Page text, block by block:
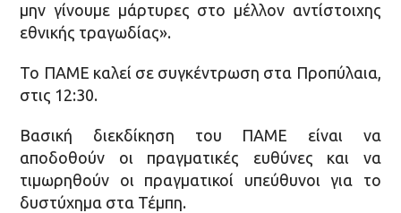
μην γίνουμε μάρτυρες στο μέλλον αντίστοιχης
εθνικής τραγωδίας».
Το ΠΑΜΕ καλεί σε συγκέντρωση στα Προπύλαια,
στις 12:30.
Βασική διεκδίκηση του ΠΑΜΕ είναι να
αποδοθούν οι πραγματικές ευθύνες και να
τιμωρηθούν οι πραγματικοί υπεύθυνοι για το
δυστύχημα στα Τέμπη.